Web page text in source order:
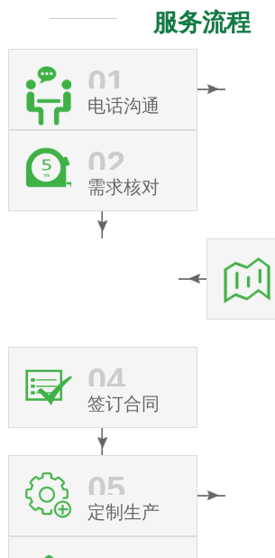
服务流程
01
电话沟通
02
需求核对
04
签订合同
05
定制生产